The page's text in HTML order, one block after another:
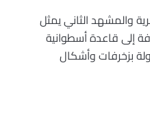
والمشهد الثاني يمثل
إلى قاعدة أسطوانية
بزخرفات وأشكال